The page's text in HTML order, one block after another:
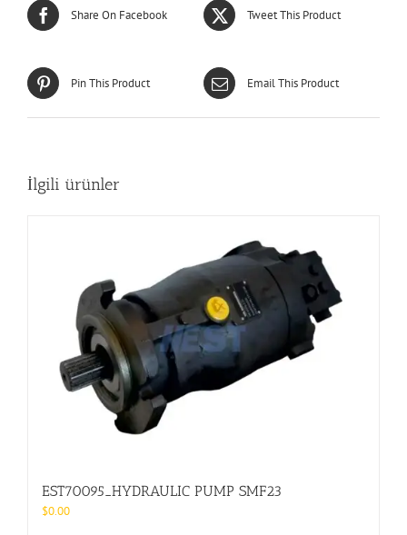
Share On Facebook Tweet This Product
Pin This Product Email This Product
İlgili ürünler
EST70095_HYDRAULIC PUMP SMF23
$0.00